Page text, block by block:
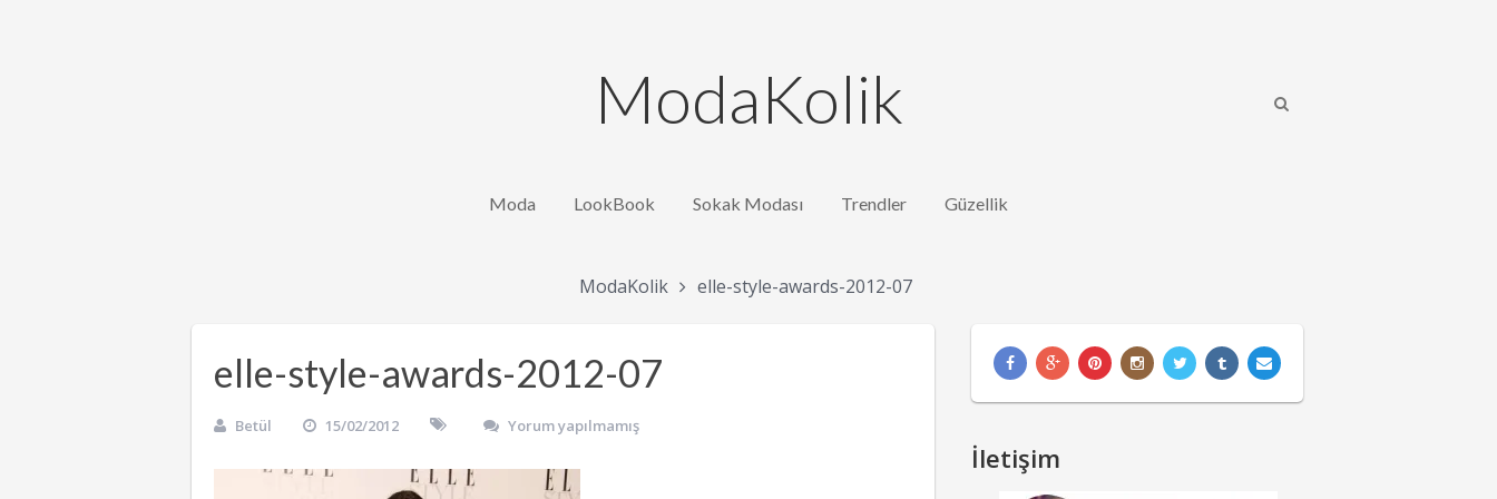
ModaKolik
Moda LookBook Sokak Modası Trendler Güzellik
ModaKolik elle-style-awards-2012-07
elle-style-awards-2012-07
Betül 15/02/2012 Yorum yapılmamış
İletişim